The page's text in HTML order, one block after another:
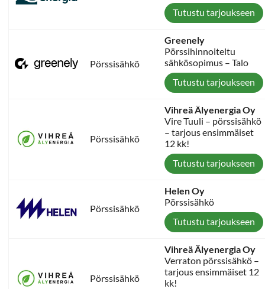
Tutustu tarjoukseen
Pörssisähkö
Greenely
Pörssihinnoiteltu
sähkösopimus – Talo
Tutustu tarjoukseen
Pörssisähkö
Vihreä Älyenergia Oy
Vire Tuuli – pörssisähkö
– tarjous ensimmäiset
12 kk!
Tutustu tarjoukseen
Pörssisähkö
Helen Oy
Pörssisähkö
Tutustu tarjoukseen
Pörssisähkö
Vihreä Älyenergia Oy
Verraton pörssisähkö –
tarjous ensimmäiset 12
kk!